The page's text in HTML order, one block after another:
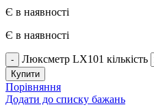
Є в наявності
Є в наявності
Люксметр LX101 кількість
Купити
Порівняння
Додати до списку бажань